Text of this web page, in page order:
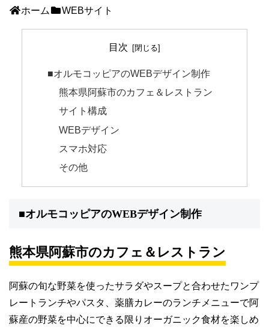
ホーム WEBサイト
目次
■オルモコッピアのWEBデザイン制作
熊本県阿蘇市のカフェ＆レストラン
サイト構成
WEBデザイン
スマホ対応
その他
■オルモコッピアのWEBデザイン制作
熊本県阿蘇市のカフェ＆レストラン
阿蘇の旬な野菜を使ったサラダやスープと合わせたワンプ
レートランチやパスタ、薬膳カレーのランチメニューで阿
蘇産の野菜を中心にできる限りオーガニック食材を楽しめ